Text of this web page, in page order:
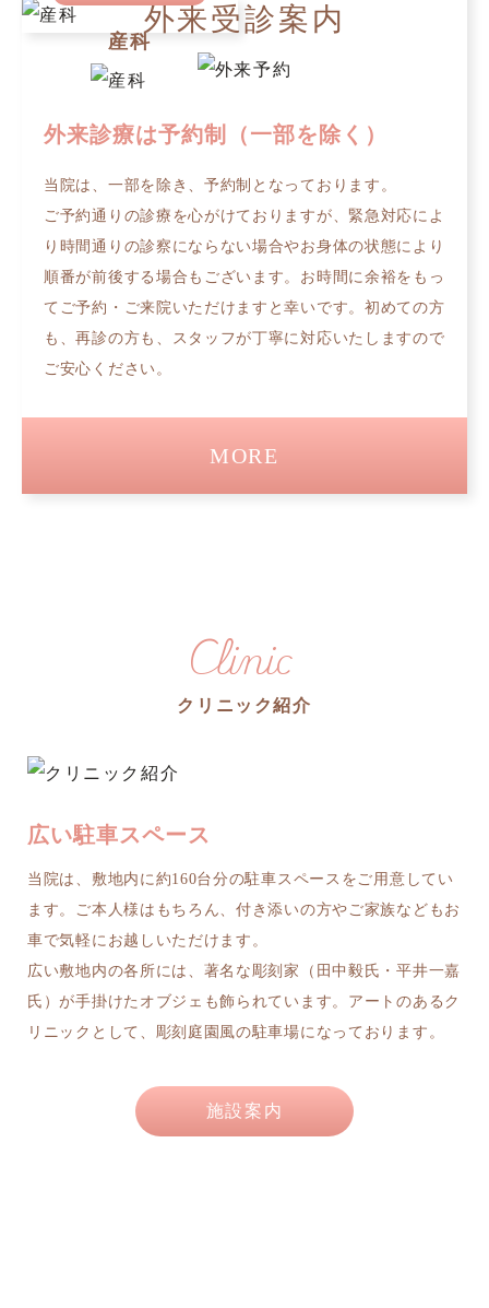
産科
外来受診案内
外来診療は予約制（一部を除く）
当院は、一部を除き、予約制となっております。
ご予約通りの診療を心がけておりますが、緊急対応によ
り時間通りの診察にならない場合やお身体の状態により
順番が前後する場合もございます。お時間に余裕をもっ
てご予約・ご来院いただけますと幸いです。初めての方
も、再診の方も、スタッフが丁寧に対応いたしますので
ご安心ください。
MORE
Clinic
クリニック紹介
広い駐車スペース
当院は、敷地内に約160台分の駐車スペースをご用意してい
ます。ご本人様はもちろん、付き添いの方やご家族などもお
車で気軽にお越しいただけます。
広い敷地内の各所には、著名な彫刻家（田中毅氏・平井一嘉
氏）が手掛けたオブジェも飾られています。アートのあるク
リニックとして、彫刻庭園風の駐車場になっております。
施設案内